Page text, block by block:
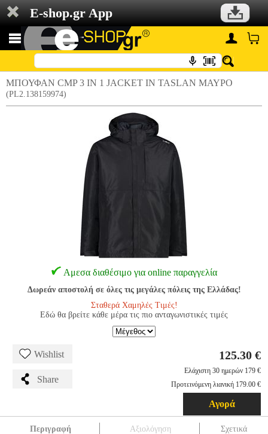
E-shop.gr App
ΜΠΟΥΦΑΝ CMP 3 IN 1 JACKET IN TASLAN ΜΑΥΡΟ
(PL2.138159974)
Αμεσα διαθέσιμο για online παραγγελία
Δωρεάν αποστολή σε όλες τις μεγάλες πόλεις της Ελλάδας!
Σταθερά Χαμηλές Τιμές!
Εδώ θα βρείτε κάθε μέρα τις πιο ανταγωνιστικές τιμές
Wishlist
Share
125.30 €
Ελάχιστη 30 ημερών 179 €
Προτεινόμενη λιανική 179.00 €
Αγορά
Περιγραφή Αξιολόγηση Σχετικά